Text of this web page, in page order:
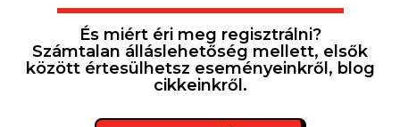
És miért éri meg regisztrálni?
Számtalan álláslehetőség mellett, elsők
között értesülhetsz eseményeinkről, blog
cikkeinkről.